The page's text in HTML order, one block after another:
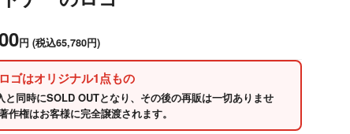
円 (税込65,780円)
ゴはオリジナル1点もの
と同時にSOLD OUTとなり、その後の再販は一切ありませ
作権はお客様に完全譲渡されます。